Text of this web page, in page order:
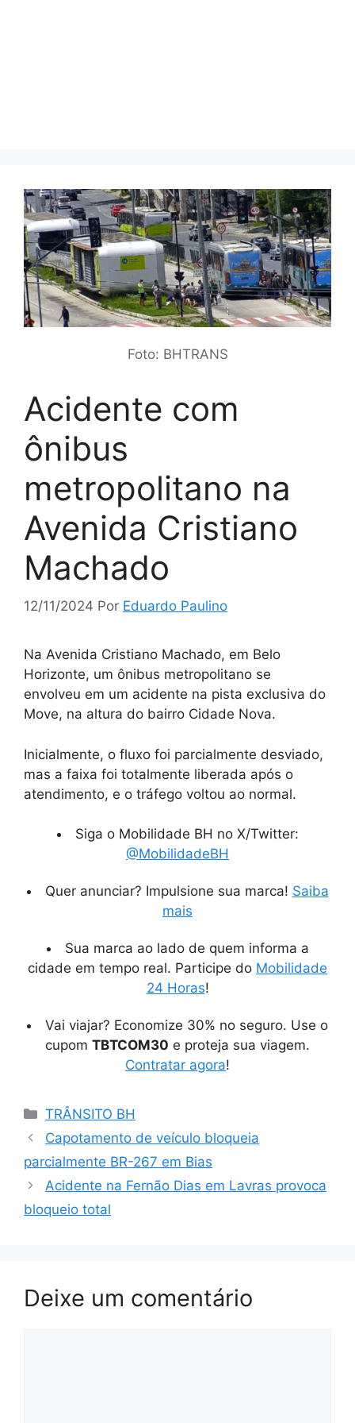
Foto: BHTRANS
Acidente com
ônibus
metropolitano na
Avenida Cristiano
Machado
12/11/2024 Por Eduardo Paulino
Na Avenida Cristiano Machado, em Belo
Horizonte, um ônibus metropolitano se
envolveu em um acidente na pista exclusiva do
Move, na altura do bairro Cidade Nova.
Inicialmente, o fluxo foi parcialmente desviado,
mas a faixa foi totalmente liberada após o
atendimento, e o tráfego voltou ao normal.
Siga o Mobilidade BH no X/Twitter:
@MobilidadeBH
Quer anunciar? Impulsione sua marca! Saiba
mais
Sua marca ao lado de quem informa a
cidade em tempo real. Participe do Mobilidade
24 Horas!
Vai viajar? Economize 30% no seguro. Use o
cupom TBTCOM30 e proteja sua viagem.
Contratar agora!
Categorias
TRÂNSITO BH
Capotamento de veículo bloqueia
parcialmente BR-267 em Bias
Acidente na Fernão Dias em Lavras provoca
bloqueio total
Deixe um comentário